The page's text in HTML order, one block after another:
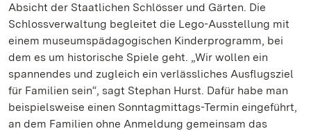
Absicht der Staatlichen Schlösser und Gärten. Die
Schlossverwaltung begleitet die Lego-Ausstellung mit
einem museumspädagogischen Kinderprogramm, bei
dem es um historische Spiele geht. „Wir wollen ein
spannendes und zugleich ein verlässliches Ausflugsziel
für Familien sein“, sagt Stephan Hurst. Dafür habe man
beispielsweise einen Sonntagmittags-Termin eingeführt,
an dem Familien ohne Anmeldung gemeinsam das